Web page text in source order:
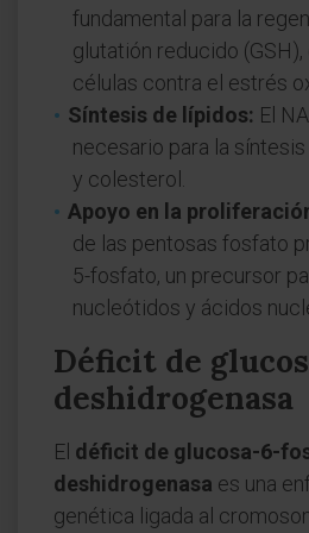
fundamental para la
glutatión reducido
células contra el estrés
Síntesis de lípidos: El
necesario para la
y colesterol.
Apoyo en la
de las pentosas fosfato
5-fosfato, un precursor
nucleótidos y ácidos
Déficit de
deshidrogenasa
El déficit de glucosa-6-
deshidrogenasa es una
genética ligada al